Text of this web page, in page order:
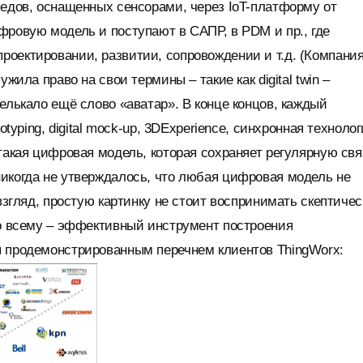
оснащенных сенсорами, через IoT-платформу от
модель и поступают в САПР, в PDM и пр., где
развитии, сопровождении и т.д. (Компания
право на свои термины – такие как digital twin –
ещё слово «аватар». В конце концов, каждый
digital mock-up, 3DExperience, синхронная
цифровая модель, которая сохраняет регулярную
не утверждалось, что любая цифровая модель не
простую картинку не стоит воспринимать
– эффективный инструмент построения
перечнем клиентов ThingWorx: